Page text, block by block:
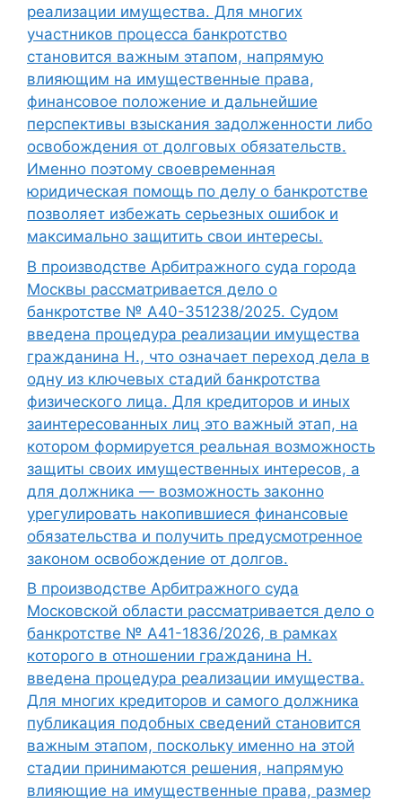
реализации имущества. Для многих
участников процесса банкротство
становится важным этапом, напрямую
влияющим на имущественные права,
финансовое положение и дальнейшие
перспективы взыскания задолженности либо
освобождения от долговых обязательств.
Именно поэтому своевременная
юридическая помощь по делу о банкротстве
позволяет избежать серьезных ошибок и
максимально защитить свои интересы.
В производстве Арбитражного суда города
Москвы рассматривается дело о
банкротстве № А40-351238/2025. Судом
введена процедура реализации имущества
гражданина Н., что означает переход дела в
одну из ключевых стадий банкротства
физического лица. Для кредиторов и иных
заинтересованных лиц это важный этап, на
котором формируется реальная возможность
защиты своих имущественных интересов, а
для должника — возможность законно
урегулировать накопившиеся финансовые
обязательства и получить предусмотренное
законом освобождение от долгов.
В производстве Арбитражного суда
Московской области рассматривается дело о
банкротстве № А41-1836/2026, в рамках
которого в отношении гражданина Н.
введена процедура реализации имущества.
Для многих кредиторов и самого должника
публикация подобных сведений становится
важным этапом, поскольку именно на этой
стадии принимаются решения, напрямую
влияющие на имущественные права, размер